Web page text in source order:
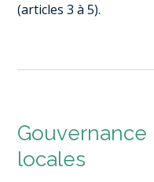
(articles 3 à 5).
locales